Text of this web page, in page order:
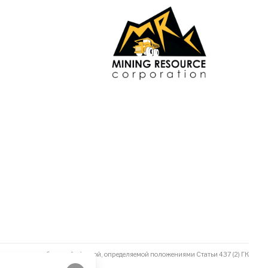
является публичной офертой, определяемой положениями Статьи 437 (2) ГК